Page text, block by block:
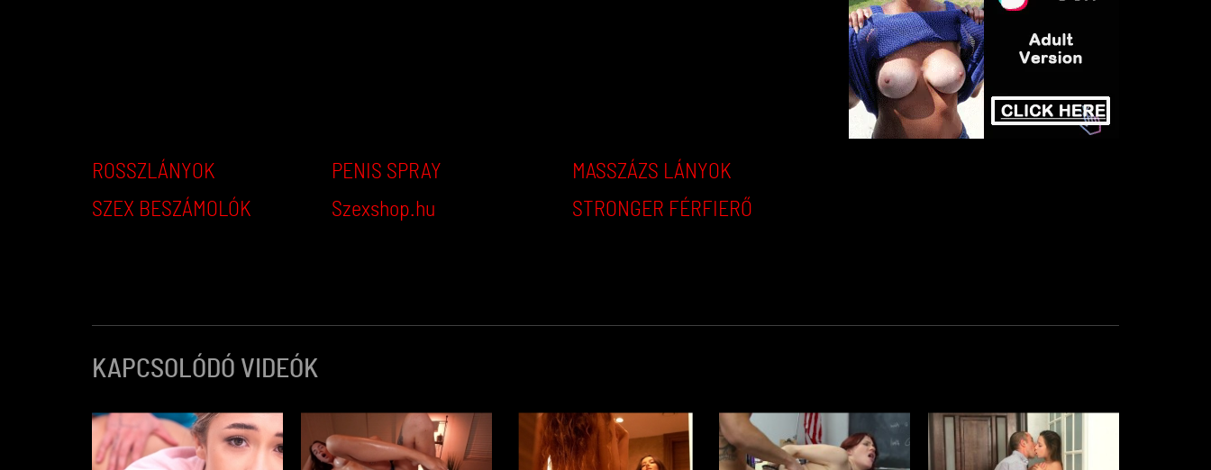
ROSSZLÁNYOK PENIS SPRAY
MASSZÁZS LÁNYOK
SZEX BESZÁMOLÓK
Szexshop.hu STRONGER FÉRFIERŐ
KAPCSOLÓDÓ VIDEÓK